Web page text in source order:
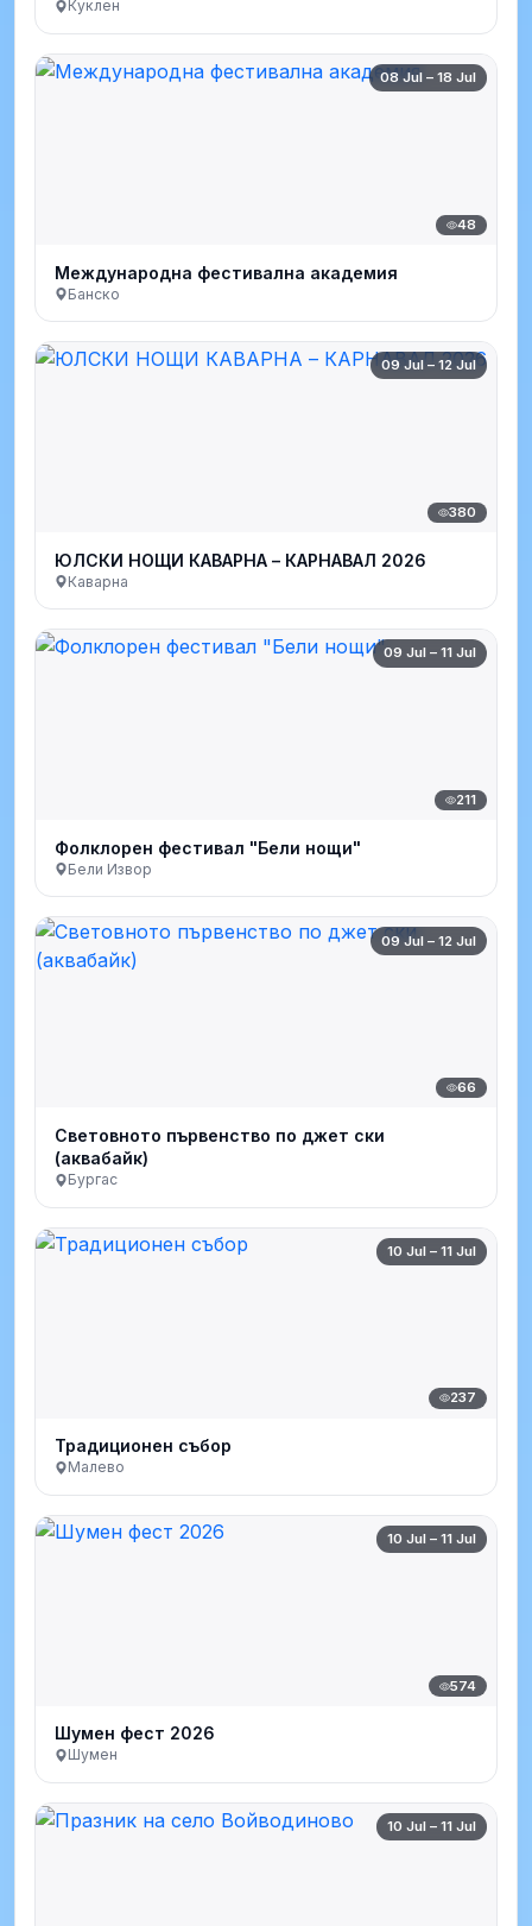
Куклен
08 Jul – 18 Jul
48
Международна фестивална академия
Банско
09 Jul – 12 Jul
380
ЮЛСКИ НОЩИ КАВАРНА – КАРНАВАЛ 2026
Каварна
09 Jul – 11 Jul
211
Фолклорен фестивал "Бели нощи"
Бели Извор
09 Jul – 12 Jul
66
Световното първенство по джет ски
(аквабайк)
Бургас
10 Jul – 11 Jul
237
Традиционен събор
Малево
10 Jul – 11 Jul
574
Шумен фест 2026
Шумен
10 Jul – 11 Jul